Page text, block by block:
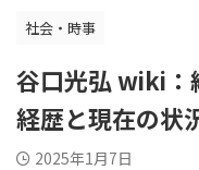
社会・時事
谷口光弘 wiki：
経歴と現在の状
2025年1月7日